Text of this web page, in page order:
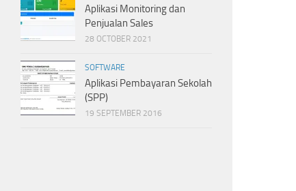
Aplikasi Monitoring dan
Penjualan Sales
28 OCTOBER 2021
SOFTWARE
Aplikasi Pembayaran Sekolah
(SPP)
19 SEPTEMBER 2016